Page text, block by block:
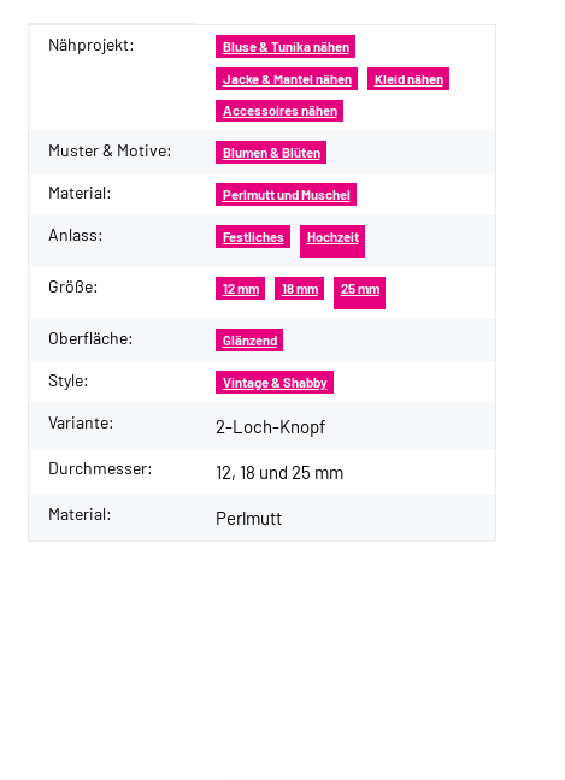
Produkteigenschaft
Wert
Nähprojekt: Bluse & Tunika nähen
Jacke & Mantel nähen Kleid nähen
Accessoires nähen
Muster & Motive: Blumen & Blüten
Material: Perlmutt und Muschel
Anlass: Festliches Hochzeit
Größe: 12 mm 18 mm 25 mm
Oberfläche: Glänzend
Style: Vintage & Shabby
Variante: 2-Loch-Knopf
Durchmesser: 12, 18 und 25 mm
Material: Perlmutt